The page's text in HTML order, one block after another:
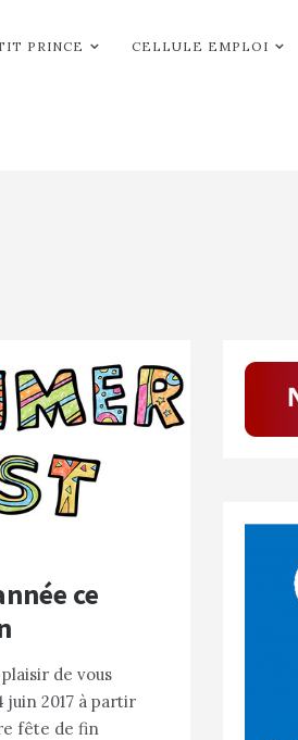
PRINCE CELLULE EMPLOI
ce
de vous
juin 2017 à partir
fête de fin